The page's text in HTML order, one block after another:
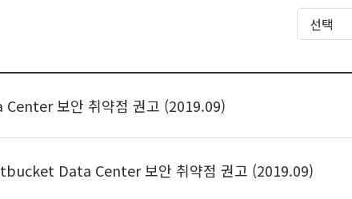
보안 취약점 권고 (2019.09)
Data Center 보안 취약점 권고 (2019.09)